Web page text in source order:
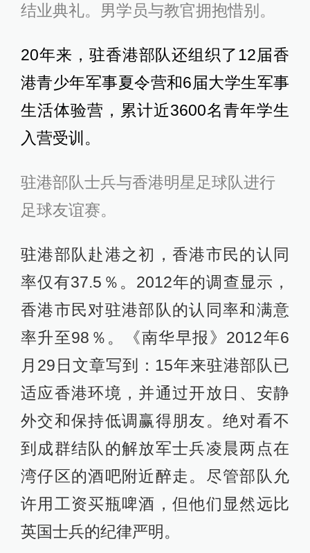
结业典礼。男学员与教官拥抱惜别。
20年来，驻香港部队还组织了12届香
港青少年军事夏令营和6届大学生军事
生活体验营，累计近3600名青年学生
入营受训。
驻港部队士兵与香港明星足球队进行
足球友谊赛。
驻港部队赴港之初，香港市民的认同
率仅有37.5％。2012年的调查显示，
香港市民对驻港部队的认同率和满意
率升至98％。《南华早报》2012年6
月29日文章写到：15年来驻港部队已
适应香港环境，并通过开放日、安静
外交和保持低调赢得朋友。绝对看不
到成群结队的解放军士兵凌晨两点在
湾仔区的酒吧附近醉走。尽管部队允
许用工资买瓶啤酒，但他们显然远比
英国士兵的纪律严明。